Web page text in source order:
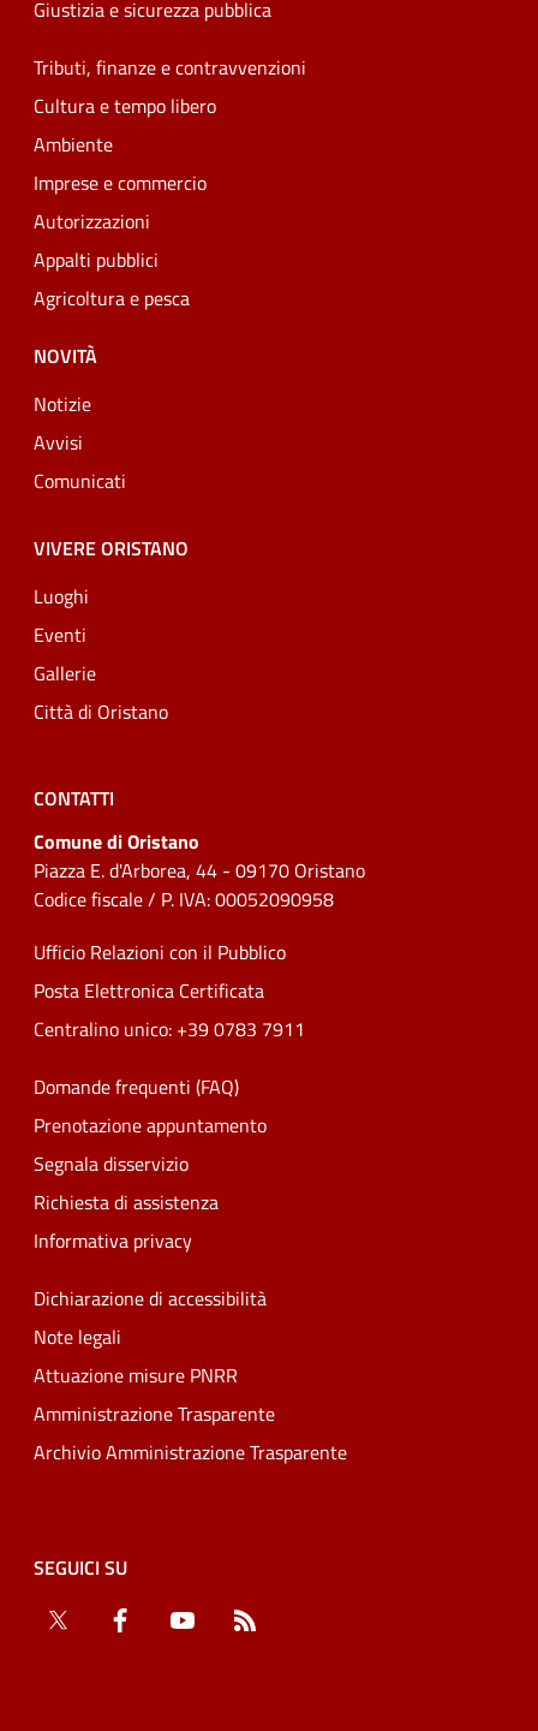
Giustizia e sicurezza pubblica
Tributi, finanze e contravvenzioni
Cultura e tempo libero
Ambiente
Imprese e commercio
Autorizzazioni
Appalti pubblici
Agricoltura e pesca
NOVITÀ
Notizie
Avvisi
Comunicati
VIVERE ORISTANO
Luoghi
Eventi
Gallerie
Città di Oristano
CONTATTI
Comune di Oristano
Piazza E. d'Arborea, 44 - 09170 Oristano
Codice fiscale / P. IVA: 00052090958
Ufficio Relazioni con il Pubblico
Posta Elettronica Certificata
Centralino unico: +39 0783 7911
Domande frequenti (FAQ)
Prenotazione appuntamento
Segnala disservizio
Richiesta di assistenza
Informativa privacy
Dichiarazione di accessibilità
Note legali
Attuazione misure PNRR
Amministrazione Trasparente
Archivio Amministrazione Trasparente
SEGUICI SU
Twitter
Facebook YouTube